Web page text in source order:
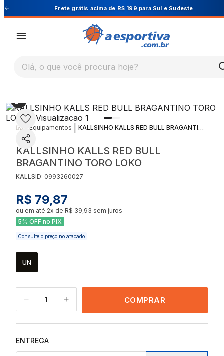
Cupom PRIMEIRA10 para 10% OFF na 1ª
Olá, o que você procura hoje?
Equipamentos KALLSINHO KALLS RED BULL BRAGANTINO TORO LOKO
KALLSINHO KALLS RED BULL
BRAGANTINO TORO LOKO
KALLSID: 0993260027
R$ 79,87
ou em até 2x de R$ 39,93 sem juros
5% OFF no PIX
Consulte o preço no atacado
UN
1 COMPRAR
ENTREGA